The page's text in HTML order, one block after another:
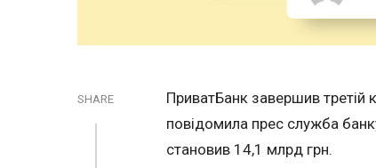
SHARE
ПриватБанк завершив
повідомила прес служба
становив 14,1 млрд грн.